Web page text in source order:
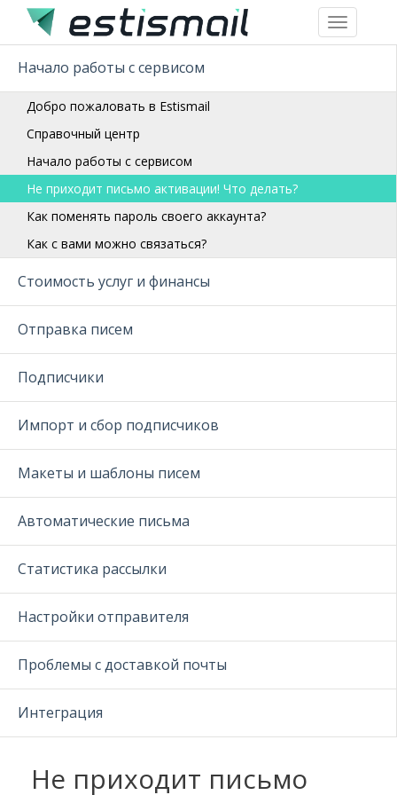
Toggle
navigation
Начало работы с сервисом
Добро пожаловать в Estismail
Справочный центр
Начало работы с сервисом
Не приходит письмо активации! Что делать?
Как поменять пароль своего аккаунта?
Как с вами можно связаться?
Стоимость услуг и финансы
Отправка писем
Подписчики
Импорт и сбор подписчиков
Макеты и шаблоны писем
Автоматические письма
Статистика рассылки
Настройки отправителя
Проблемы с доставкой почты
Интеграция
Не приходит письмо